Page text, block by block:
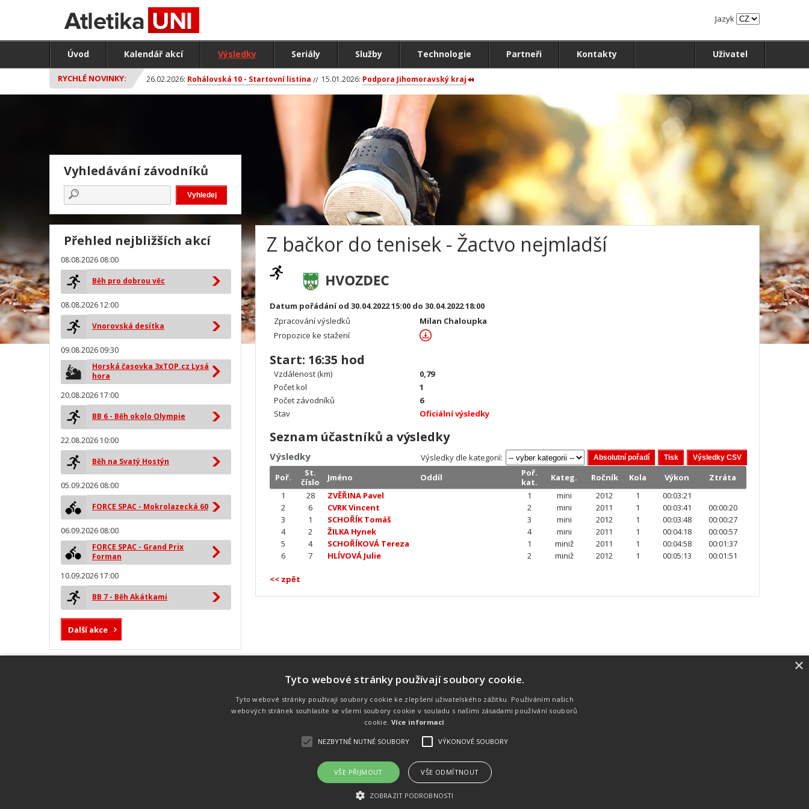
Jazyk
Úvod Kalendář akcí Výsledky Seriály Služby Technologie Partneři Kontakty Uživatel
RYCHLÉ NOVINKY: 26.02.2026: Rohálovská 10 - Startovní listina 15.01.2026: Podpora Jihomoravský kraj
Z bačkor do tenisek - Žactvo nejmladší
Datum pořádání od 30.04.2022 15:00 do 30.04.2022 18:00
Zpracování výsledků
Milan Chaloupka
Propozice ke stažení
Start: 16:35 hod
Vzdálenost (km)
0,79
Počet kol
1
Počet závodníků
6
Stav
Oficiální výsledky
Seznam účastníků a výsledky
Výsledky
Výsledky dle kategorií:
Poř.
St.
číslo
Jméno Oddíl
Poř.
kat.
Kateg. Ročník Kola Výkon
Ztráta
1
28 ZVĚŘINA Pavel 1 mini 2012 1
00:03:21
2
6 CVRK Vincent 2 mini 2011 1 00:03:41
00:00:20
3
1 SCHOŘÍK Tomáš 3 mini 2012 1 00:03:48
00:00:27
4
2 ŽILKA Hynek 4 mini 2011 1 00:04:18
00:00:57
5
4 SCHOŘÍKOVÁ Tereza 1 miniž 2011 1 00:04:58
00:01:37
6
7 HLÍVOVÁ Julie 2 miniž 2012 1 00:05:13 00:01:51
<< zpět
Vyhledávání závodníků
Přehled nejbližších akcí
08.08.2026 08:00
Běh pro dobrou věc
08.08.2026 12:00
Vnorovská desítka
09.08.2026 09:30
Horská časovka 3xTOP.cz Lysá
hora
20.08.2026 17:00
BB 6 - Běh okolo Olympie
22.08.2026 10:00
Běh na Svatý Hostýn
05.09.2026 08:00
FORCE SPAC - Mokrolazecká 60
06.09.2026 08:00
FORCE SPAC - Grand Prix
Forman
10.09.2026 17:00
BB 7 - Běh Akátkami
Další akce
technologie od společnosti MYLAPS. Tato
technologie je používána na olympijských
Náš tým
Náš tým je schopen na profesionální
úrovni zajistit pořádání sportovních
soutěží. Organizaci závodů, registraci na
místě, měření, zpracování a publikaci
zakázku. Lze online publikovat výsledky
. Publikování a šíření obsahu je bez písemného souhlasu
Úvod Kalendář akcí
×
Tyto webové stránky používají soubory cookie.
Tyto webové stránky používají soubory cookie ke zlepšení uživatelského zážitku. Používáním našich
webových stránek souhlasíte se všemi soubory cookie v souladu s našimi zásadami používání souborů
cookie. Více informací
NEZBYTNĚ NUTNÉ SOUBORY VÝKONOVÉ SOUBORY
VŠE PŘIJMOUT VŠE ODMÍTNOUT
ZOBRAZIT PODROBNOSTI